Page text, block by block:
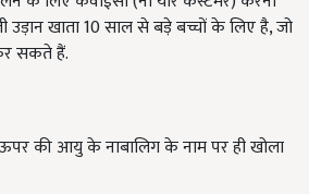
उड़ान खाता 10 साल से बड़े बच्चों के लिए है, जो
सकते हैं.
की आयु के नाबालिग के नाम पर ही खोला